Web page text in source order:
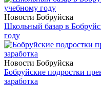
Новости Бобруйска
Школьный базар в
году
Новости Бобруйска
Бобруйские подростки
заработка